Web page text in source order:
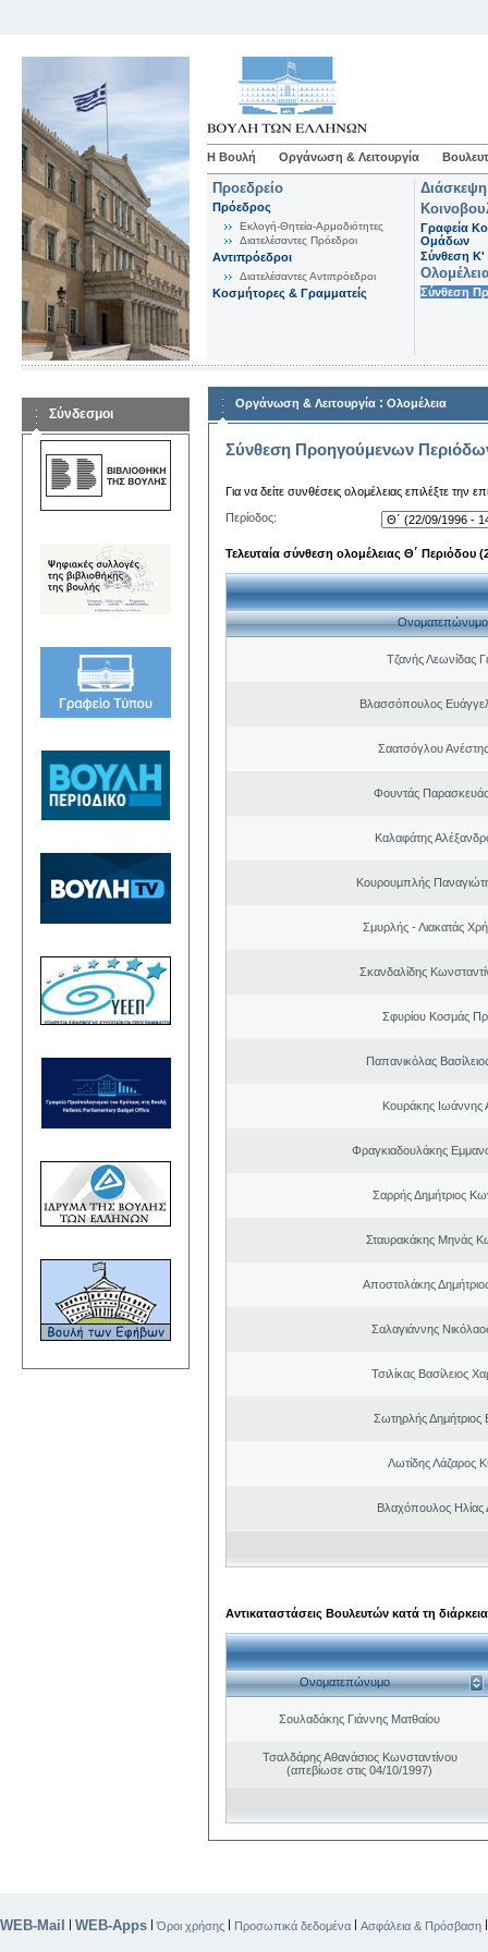
Η Βουλή Οργάνωση & Λειτουργία
Προεδρείο
Πρόεδρος
Εκλογή-Θητεία-Αρμοδιότητες
Διατελέσαντες Πρόεδροι
Αντιπρόεδροι
Διατελέσαντες Αντιπρόεδροι
Κοσμήτορες & Γραμματείς
Γραφεία
Ομάδων
Σύνθεση K'
Σύνθεση
Σύνδεσμοι
Οργάνωση & Λειτουργία : Ολομέλεια
Σύνθεση Προηγούμενων
Για να δείτε συνθέσεις ολομέλειας επιλέξτε την
Περίοδος:
Τελευταία σύνθεση ολομέλειας Θ΄ Περιόδου
Ονοματεπώνυμο
Τζανής Λεωνίδας
Βλασσόπουλος
Σαατσόγλου
Φουντάς
Καλαφάτης
Κουρουμπλής
Σμυρλής - Λιακατάς
Σκανδαλίδης
Σφυρίου Κοσμάς
Παπανικόλας
Κουράκης Ιωάννης
Φραγκιαδουλάκης
Σαρρής Δημήτριος
Σταυρακάκης Μηνάς
Αποστολάκης
Σαλαγιάννης
Τσιλίκας Βασίλειος
Σωτηρλής Δημήτριος
Λωτίδης Λάζαρος
Βλαχόπουλος Ηλίας
Αντικαταστάσεις Βουλευτών κατά τη
Ονοματεπώνυμο
Σουλαδάκης Γιάννης Ματθαίου
Τσαλδάρης Αθανάσιος Κωνσταντίνου
(απεβίωσε στις 04/10/1997)
WEB-Mail | WEB-Apps |Όροι χρήσης | Προσωπικά δεδομένα | Ασφάλεια & Πρόσβαση